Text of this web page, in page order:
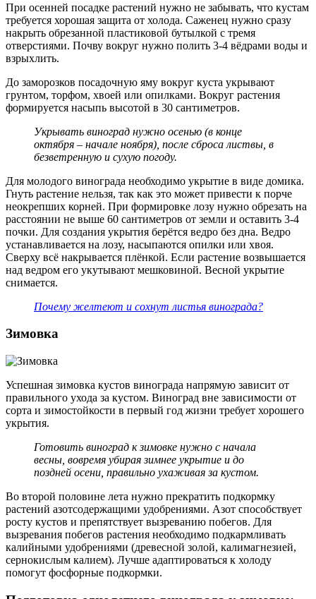
При осенней посадке растений нужно не забывать, что кустам
требуется хорошая защита от холода. Саженец нужно сразу
накрыть обрезанной пластиковой бутылкой с тремя
отверстиями. Почву вокруг нужно полить 3-4 вёдрами воды и
взрыхлить.
До заморозков посадочную яму вокруг куста укрывают
грунтом, торфом, хвоей или опилками. Вокруг растения
формируется насыпь высотой в 30 сантиметров.
Укрывать виноград нужно осенью (в конце
октября – начале ноября), после сброса листвы, в
безветренную и сухую погоду.
Для молодого винограда необходимо укрытие в виде домика.
Гнуть растение нельзя, так как это может привести к порче
неокрепших корней. При формировке лозу нужно обрезать на
расстоянии не выше 60 сантиметров от земли и оставить 3-4
почки. Для создания укрытия берётся ведро без дна. Ведро
устанавливается на лозу, насыпаются опилки или хвоя.
Сверху всё накрывается плёнкой. Если растение возвышается
над ведром его укутывают мешковиной. Весной укрытие
снимается.
Почему желтеют и сохнут листья винограда?
Зимовка
Успешная зимовка кустов винограда напрямую зависит от
правильного ухода за кустом. Виноград вне зависимости от
сорта и зимостойкости в первый год жизни требует хорошего
укрытия.
Готовить виноград к зимовке нужно с начала
весны, вовремя убирая зимнее укрытие и до
поздней осени, правильно ухаживая за кустом.
Во второй половине лета нужно прекратить подкормку
растений азотсодержащими удобрениями. Азот способствует
росту кустов и препятствует вызреванию побегов. Для
вызревания побегов растения необходимо подкармливать
калийными удобрениями (древесной золой, калимагнезией,
сернокислым калием). Лучше адаптироваться к холоду
помогут фосфорные подкормки.